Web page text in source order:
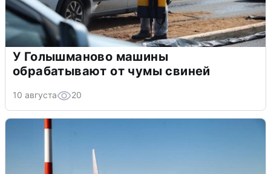
У Голышманово машины
обрабатывают от чумы свиней
10 августа 20